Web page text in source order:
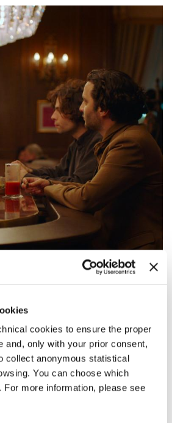
cookies to ensure the proper
and, only with your prior consent,
collect anonymous statistical
You can choose which
For more information, please see